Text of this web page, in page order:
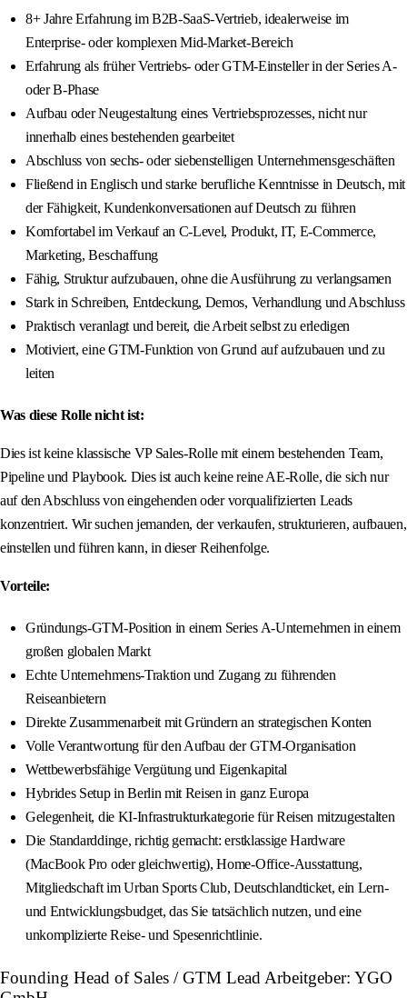
8+ Jahre Erfahrung im B2B-SaaS-Vertrieb, idealerweise im
Enterprise- oder komplexen Mid-Market-Bereich
Erfahrung als früher Vertriebs- oder GTM-Einsteller in der Series A-
oder B-Phase
Aufbau oder Neugestaltung eines Vertriebsprozesses, nicht nur
innerhalb eines bestehenden gearbeitet
Abschluss von sechs- oder siebenstelligen Unternehmensgeschäften
Fließend in Englisch und starke berufliche Kenntnisse in Deutsch, mit
der Fähigkeit, Kundenkonversationen auf Deutsch zu führen
Komfortabel im Verkauf an C-Level, Produkt, IT, E-Commerce,
Marketing, Beschaffung
Fähig, Struktur aufzubauen, ohne die Ausführung zu verlangsamen
Stark in Schreiben, Entdeckung, Demos, Verhandlung und Abschluss
Praktisch veranlagt und bereit, die Arbeit selbst zu erledigen
Motiviert, eine GTM-Funktion von Grund auf aufzubauen und zu
leiten
Was diese Rolle nicht ist:
Dies ist keine klassische VP Sales-Rolle mit einem bestehenden Team,
Pipeline und Playbook. Dies ist auch keine reine AE-Rolle, die sich nur
auf den Abschluss von eingehenden oder vorqualifizierten Leads
konzentriert. Wir suchen jemanden, der verkaufen, strukturieren, aufbauen,
einstellen und führen kann, in dieser Reihenfolge.
Vorteile:
Gründungs-GTM-Position in einem Series A-Unternehmen in einem
großen globalen Markt
Echte Unternehmens-Traktion und Zugang zu führenden
Reiseanbietern
Direkte Zusammenarbeit mit Gründern an strategischen Konten
Volle Verantwortung für den Aufbau der GTM-Organisation
Wettbewerbsfähige Vergütung und Eigenkapital
Hybrides Setup in Berlin mit Reisen in ganz Europa
Gelegenheit, die KI-Infrastrukturkategorie für Reisen mitzugestalten
Die Standarddinge, richtig gemacht: erstklassige Hardware
(MacBook Pro oder gleichwertig), Home-Office-Ausstattung,
Mitgliedschaft im Urban Sports Club, Deutschlandticket, ein Lern-
und Entwicklungsbudget, das Sie tatsächlich nutzen, und eine
unkomplizierte Reise- und Spesenrichtlinie.
Founding Head of Sales / GTM Lead Arbeitgeber: YGO